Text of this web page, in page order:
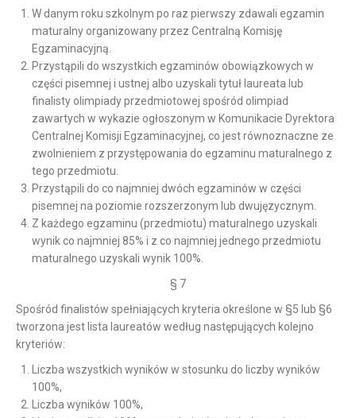
W danym roku szkolnym po raz pierwszy zdawali egzamin
maturalny organizowany przez Centralną Komisję
Egzaminacyjną.
Przystąpili do wszystkich egzaminów obowiązkowych w
części pisemnej i ustnej albo uzyskali tytuł laureata lub
finalisty olimpiady przedmiotowej spośród olimpiad
zawartych w wykazie ogłoszonym w Komunikacie Dyrektora
Centralnej Komisji Egzaminacyjnej, co jest równoznaczne ze
zwolnieniem z przystępowania do egzaminu maturalnego z
tego przedmiotu.
Przystąpili do co najmniej dwóch egzaminów w części
pisemnej na poziomie rozszerzonym lub dwujęzycznym.
Z każdego egzaminu (przedmiotu) maturalnego uzyskali
wynik co najmniej 85% i z co najmniej jednego przedmiotu
maturalnego uzyskali wynik 100%.
§ 7
Spośród finalistów spełniających kryteria określone w §5 lub §6
tworzona jest lista laureatów według następujących kolejno
kryteriów:
Liczba wszystkich wyników w stosunku do liczby wyników
100%,
Liczba wyników 100%,